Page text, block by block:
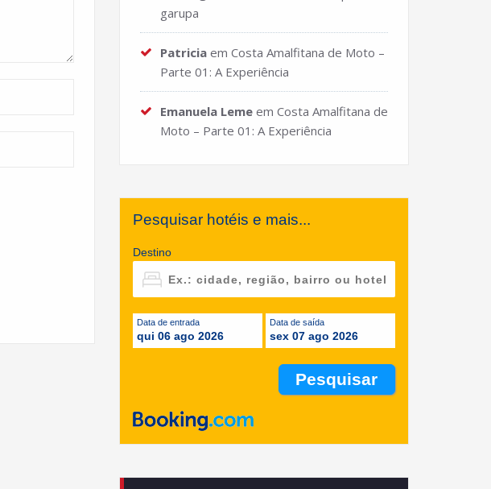
garupa
Patricia em Costa Amalfitana de Moto –
Parte 01: A Experiência
Emanuela Leme em Costa Amalfitana de
Moto – Parte 01: A Experiência
Pesquisar hotéis e mais...
Destino
Data de entrada
qui 06 ago 2026
Data de saída
sex 07 ago 2026